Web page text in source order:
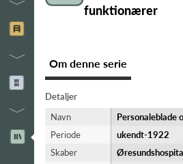
funktionærer
Om denne serie
Detaljer
Navn
Personaleblade
Periode
ukendt-​1922
Skaber